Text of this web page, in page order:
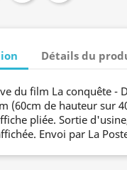
Détails du
du film La conquête -
(60cm de hauteur sur
pliée. Sortie
Envoi par La